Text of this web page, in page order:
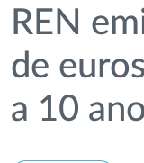
REN
de
a 10